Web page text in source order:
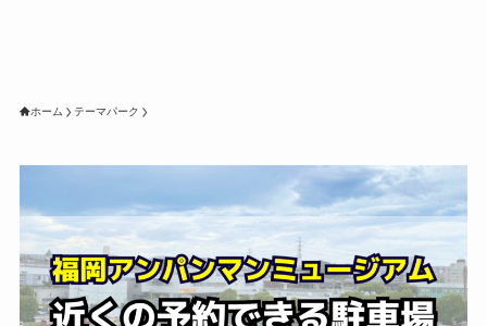
ホーム テーマパーク